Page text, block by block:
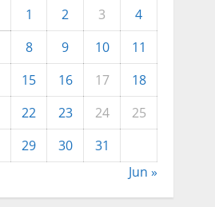
1
2 3
4
8 9 10
11
15 16 17
18
22 23 24
25
29 30
31
Jun »